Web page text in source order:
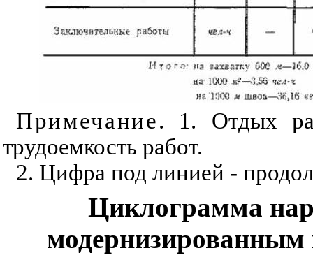
Примечание. 1. Отдых
трудоемкость работ.
2. Цифра под линией -
Циклограмма